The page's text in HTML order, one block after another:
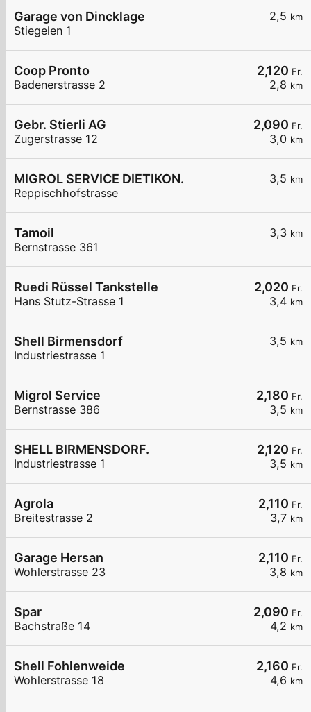
2,5 km
Garage von Dincklage
Stiegelen 1
2,120 Fr.
2,8 km
Coop Pronto
Badenerstrasse 2
2,090 Fr.
3,0 km
Gebr. Stierli AG
Zugerstrasse 12
3,5 km
MIGROL SERVICE DIETIKON.
Reppischhofstrasse
3,3 km
Tamoil
Bernstrasse 361
2,020 Fr.
3,4 km
Ruedi Rüssel Tankstelle
Hans Stutz-Strasse 1
3,5 km
Shell Birmensdorf
Industriestrasse 1
2,180 Fr.
3,5 km
Migrol Service
Bernstrasse 386
2,120 Fr.
3,5 km
SHELL BIRMENSDORF.
Industriestrasse 1
2,110 Fr.
3,7 km
Agrola
Breitestrasse 2
2,110 Fr.
3,8 km
Garage Hersan
Wohlerstrasse 23
2,090 Fr.
4,2 km
Spar
Bachstraße 14
2,160 Fr.
4,6 km
Shell Fohlenweide
Wohlerstrasse 18